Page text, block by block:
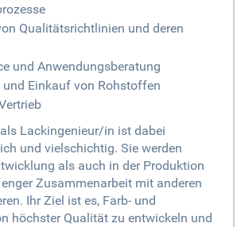
Qualitätsrichtlinien und deren
und Anwendungsberatung
Einkauf von Rohstoffen
Lackingenieur/in ist dabei
und vielschichtig. Sie werden
als auch in der Produktion
Zusammenarbeit mit anderen
Ihr Ziel ist es, Farb- und
höchster Qualität zu entwickeln und